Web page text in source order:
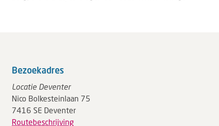
Bezoekadres
Locatie Deventer
Nico Bolkesteinlaan 75
7416 SE Deventer
Routebeschrijving